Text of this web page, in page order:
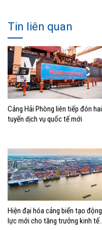
Tin liên quan
Cảng Hải Phòng liên tiếp đón hai
tuyến dịch vụ quốc tế mới
Hiện đại hóa cảng biển tạo động
lực mới cho tăng trưởng kinh tế